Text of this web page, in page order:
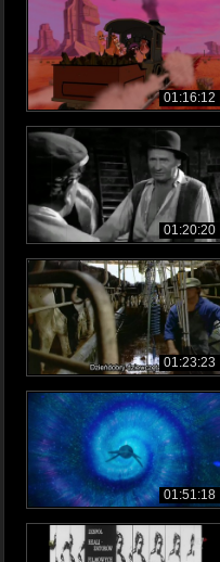
01:16:12
01:20:20
01:23:23
01:51:18